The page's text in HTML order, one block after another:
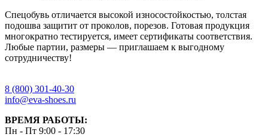
Спецобувь отличается высокой износостойкостью, толстая
подошва защитит от проколов, порезов. Готовая продукция
многократно тестируется, имеет сертификаты соответствия.
Любые партии, размеры — приглашаем к выгодному
сотрудничеству!
8 (800) 301-40-30
info@eva-shoes.ru
ВРЕМЯ РАБОТЫ:
Пн - Пт 9:00 - 17:30